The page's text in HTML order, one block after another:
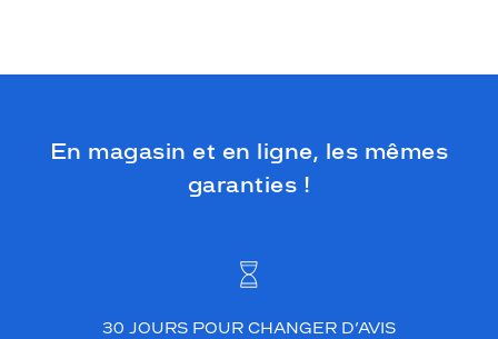
En magasin et en ligne, les mêmes
garanties !
30 JOURS POUR CHANGER D’AVIS